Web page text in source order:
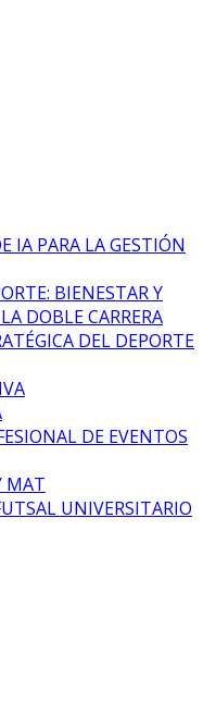
IA PARA LA GESTIÓN
BIENESTAR Y
DOBLE CARRERA
DEL DEPORTE
DE EVENTOS
MAT
UNIVERSITARIO